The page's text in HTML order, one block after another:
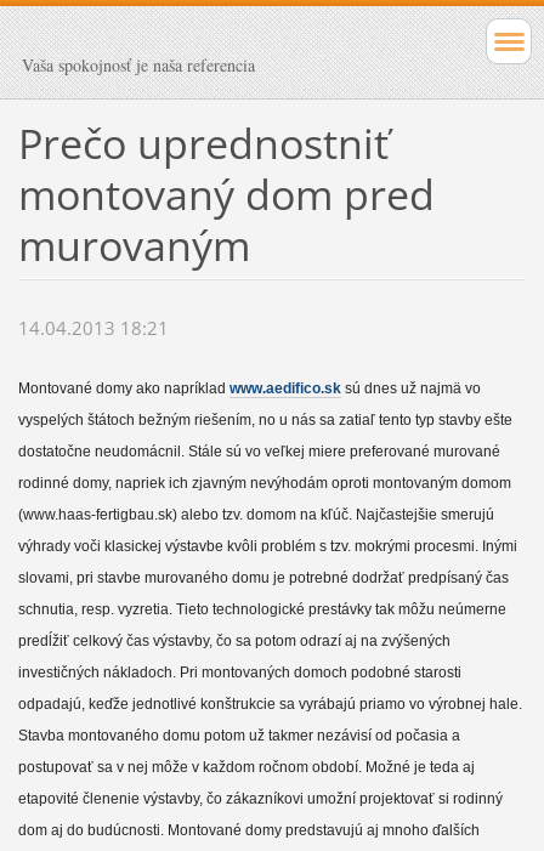
Vaša spokojnosť je naša referencia
Prečo uprednostniť
montovaný dom pred
murovaným
14.04.2013 18:21
Montované domy ako napríklad www.aedifico.sksú dnes už najmä vo
vyspelých štátoch bežným riešením, no u nás sa zatiaľ tento typ stavby ešte
dostatočne neudomácnil. Stále sú vo veľkej miere preferované murované
rodinné domy, napriek ich zjavným nevýhodám oproti montovaným domom
(www.haas-fertigbau.sk) alebo tzv. domom na kľúč. Najčastejšie smerujú
výhrady voči klasickej výstavbe kvôli problém s tzv. mokrými procesmi. Inými
slovami, pri stavbe murovaného domu je potrebné dodržať predpísaný čas
schnutia, resp. vyzretia. Tieto technologické prestávky tak môžu neúmerne
predĺžiť celkový čas výstavby, čo sa potom odrazí aj na zvýšených
investičných nákladoch. Pri montovaných domoch podobné starosti
odpadajú, keďže jednotlivé konštrukcie sa vyrábajú priamo vo výrobnej hale.
Stavba montovaného domu potom už takmer nezávisí od počasia a
postupovať sa v nej môže v každom ročnom období. Možné je teda aj
etapovité členenie výstavby, čo zákazníkovi umožní projektovať si rodinný
dom aj do budúcnosti. Montované domy predstavujú aj mnoho ďalších